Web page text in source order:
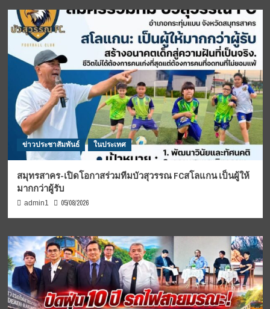
ข่าวประชาสัมพันธ์ ในประเทศ
สมุทรสาคร-เปิดโอกาสร่วมทีมบัวสุวรรณ FCสโลแกน เป็นผู้ให้
มากกว่าผู้รับ
admin1 05/08/2026